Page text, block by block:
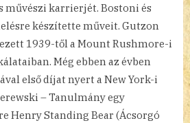
művészi karrierjét. Bostoni és
készítette műveit. Gutzon
1939-től a Mount Rushmore-i
Még ebben az évben
első díjat nyert a New York-i
– Tanulmány egy
Henry Standing Bear (Ácsorgó